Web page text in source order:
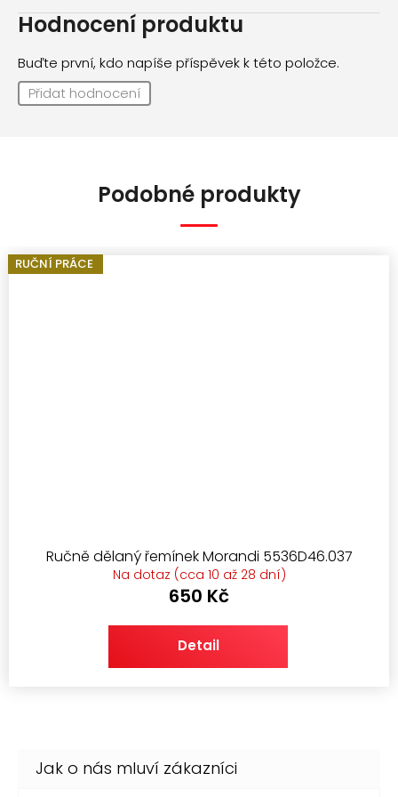
Hodnocení produktu
Buďte první, kdo napíše příspěvek k této položce.
Přidat hodnocení
Podobné produkty
RUČNÍ PRÁCE
Ručně dělaný řemínek Morandi 5536D46.037
Na dotaz (cca 10 až 28 dní)
650 Kč
Detail